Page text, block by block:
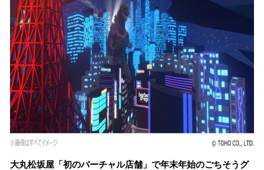
大丸松坂屋「初のバーチャル店舗」で年末年始のごちそうグ